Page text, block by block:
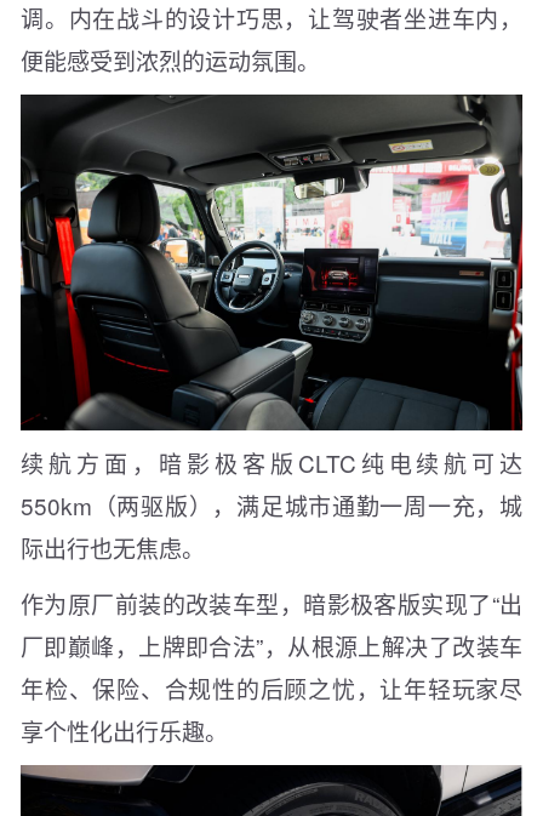
调。内在战斗的设计巧思，让驾驶者坐进车内，
便能感受到浓烈的运动氛围。
续航方面，暗影极客版CLTC纯电续航可达
550km（两驱版），满足城市通勤一周一充，城
际出行也无焦虑。
作为原厂前装的改装车型，暗影极客版实现了“出
厂即巅峰，上牌即合法”，从根源上解决了改装车
年检、保险、合规性的后顾之忧，让年轻玩家尽
享个性化出行乐趣。